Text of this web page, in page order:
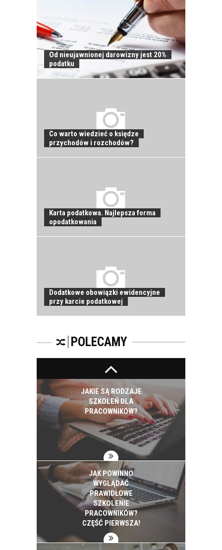
Od nieujawnionej darowizny jest 20%
podatku
Co warto wiedzieć o księdze
przychodów i rozchodów?
Karta podatkowa. Najlepsza forma
opodatkowania
Dodatkowe obowiązki ewidencyjne
przy karcie podatkowej
POLECAMY
JAK POWINNO
WYGLĄDAĆ
CZĘŚĆ PIERWSZA!
JAK POWINNO
WYGLĄDAĆ
CZĘŚĆ DRUGA!
ROZWÓJ
PRACOWNIKA - JAK O
JAKIE SĄ RODZAJE
SZKOLEŃ DLA
PRACOWNIKÓW?
JAK POWINNO
WYGLĄDAĆ
PRAWIDŁOWE
SZKOLENIE
PRACOWNIKÓW?
CZĘŚĆ PIERWSZA!